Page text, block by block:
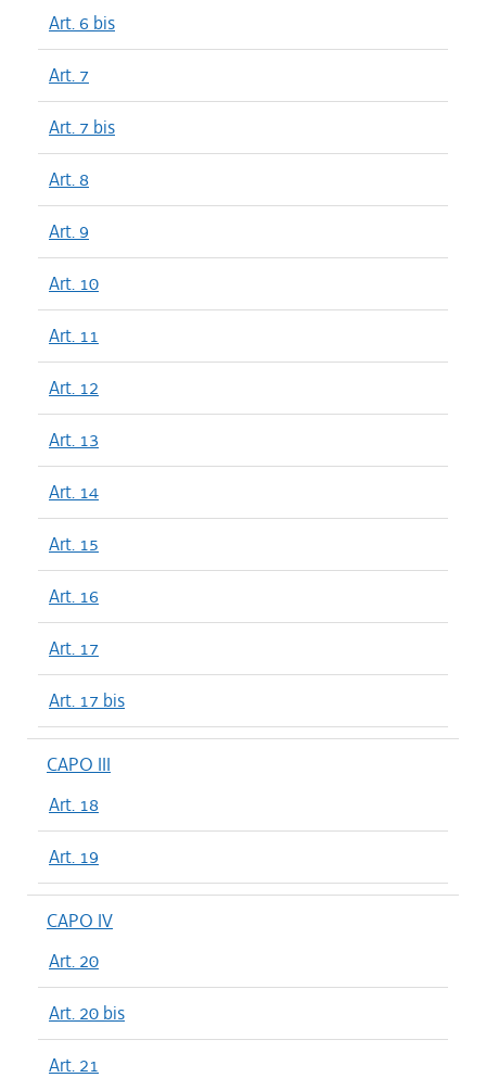
Art. 6 bis
Art. 7
Art. 7 bis
Art. 8
Art. 9
Art. 10
Art. 11
Art. 12
Art. 13
Art. 14
Art. 15
Art. 16
Art. 17
Art. 17 bis
CAPO III
Art. 18
Art. 19
CAPO IV
Art. 20
Art. 20 bis
Art. 21